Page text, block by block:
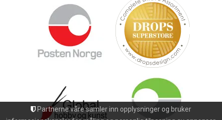
Partnerne våre samler inn opplysninger og bruker